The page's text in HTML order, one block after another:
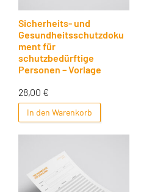
Sicherheits- und
Gesundheitsschutzdoku
ment für
schutzbedürftige
Personen – Vorlage
28,00 €
In den Warenkorb